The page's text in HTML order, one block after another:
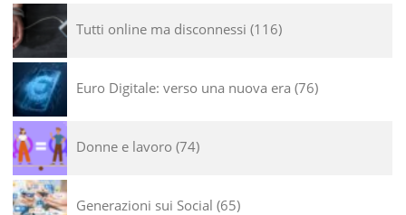
Tutti online ma disconnessi 116
Euro Digitale: verso una nuova era 76
Donne e lavoro 74
Generazioni sui Social 65